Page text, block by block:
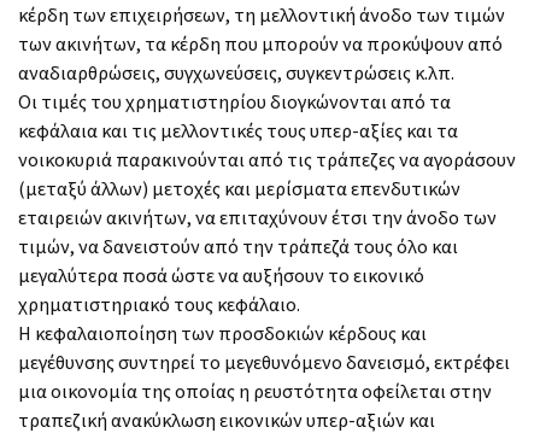
κέρδη των επιχειρήσεων, τη μελλοντική άνοδο των τιμών
των ακινήτων, τα κέρδη που μπορούν να προκύψουν από
αναδιαρθρώσεις, συγχωνεύσεις, συγκεντρώσεις κ.λπ.
Οι τιμές του χρηματιστηρίου διογκώνονται από τα
κεφάλαια και τις μελλοντικές τους υπερ-αξίες και τα
νοικοκυριά παρακινούνται από τις τράπεζες να αγοράσουν
(μεταξύ άλλων) μετοχές και μερίσματα επενδυτικών
εταιρειών ακινήτων, να επιταχύνουν έτσι την άνοδο των
τιμών, να δανειστούν από την τράπεζά τους όλο και
μεγαλύτερα ποσά ώστε να αυξήσουν το εικονικό
χρηματιστηριακό τους κεφάλαιο.
Η κεφαλαιοποίηση των προσδοκιών κέρδους και
μεγέθυνσης συντηρεί το μεγεθυνόμενο δανεισμό, εκτρέφει
μια οικονομία της οποίας η ρευστότητα οφείλεται στην
τραπεζική ανακύκλωση εικονικών υπερ-αξιών και